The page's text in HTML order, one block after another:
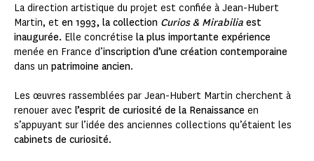
La direction artistique du projet est confiée à Jean-Hubert
Martin, et en 1993, la collection Curios & Mirabilia est
inaugurée. Elle concrétise la plus importante expérience
menée en France d’inscription d’une création contemporaine
dans un patrimoine ancien.
Les œuvres rassemblées par Jean-Hubert Martin cherchent à
renouer avec l’esprit de curiosité de la Renaissance en
s’appuyant sur l’idée des anciennes collections qu’étaient les
cabinets de curiosité.